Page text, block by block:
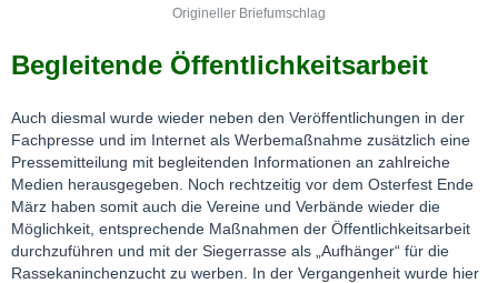
Origineller Briefumschlag
Begleitende Öffentlichkeitsarbeit
Auch diesmal wurde wieder neben den Veröffentlichungen in der
Fachpresse und im Internet als Werbemaßnahme zusätzlich eine
Pressemitteilung mit begleitenden Informationen an zahlreiche
Medien herausgegeben. Noch rechtzeitig vor dem Osterfest Ende
März haben somit auch die Vereine und Verbände wieder die
Möglichkeit, entsprechende Maßnahmen der Öffentlichkeitsarbeit
durchzuführen und mit der Siegerrasse als „Aufhänger“ für die
Rassekaninchenzucht zu werben. In der Vergangenheit wurde hier